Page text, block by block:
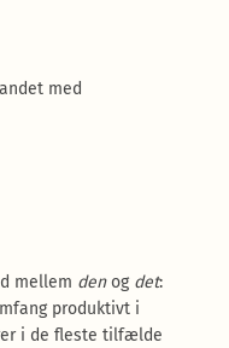
med
mellem denog det:
produktivt i
i de fleste tilfælde